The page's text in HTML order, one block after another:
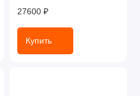
27600 ₽
Купить